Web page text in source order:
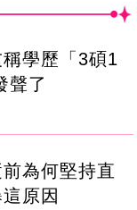
學歷「3碩1
聲了
為何堅持直
原因